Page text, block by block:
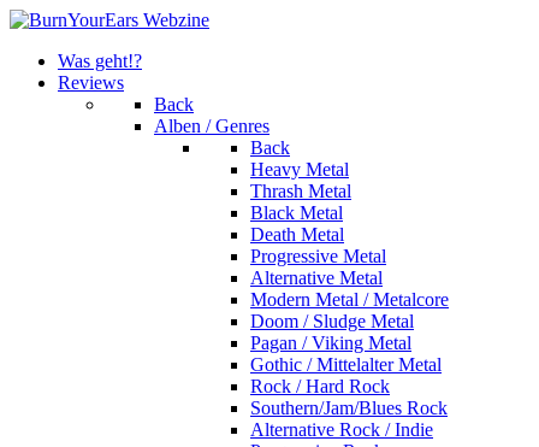
Was geht!?
Reviews
Back
Alben / Genres
Back
Heavy Metal
Thrash Metal
Black Metal
Death Metal
Progressive Metal
Alternative Metal
Modern Metal / Metalcore
Doom / Sludge Metal
Pagan / Viking Metal
Gothic / Mittelalter Metal
Rock / Hard Rock
Southern/Jam/Blues Rock
Alternative Rock / Indie